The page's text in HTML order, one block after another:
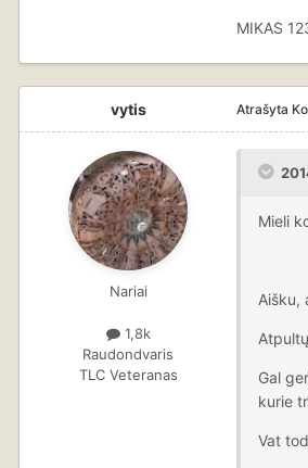
MIKAS
vytis
Nariai
1,8k
Raudondvaris
TLC Veteranas
Atrašyta
Mieli
Aišku,
Gal
kurie
Vat